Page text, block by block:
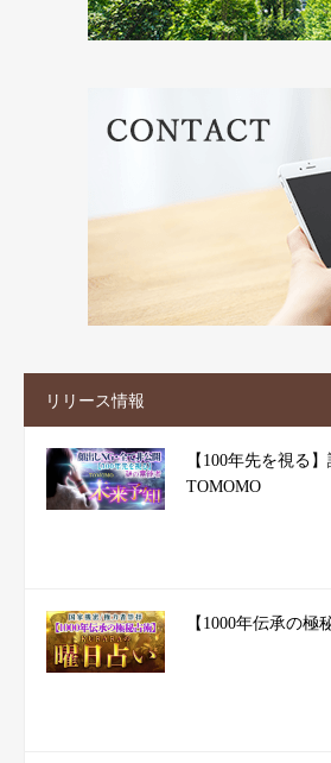
リリース情報
【100年先を視る
TOMOMO
【1000年伝承の極